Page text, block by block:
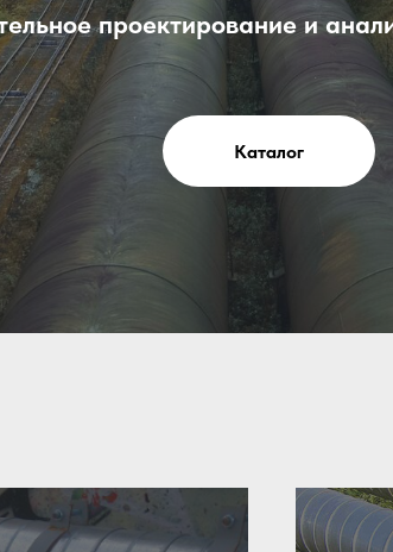
проектирование и
Каталог